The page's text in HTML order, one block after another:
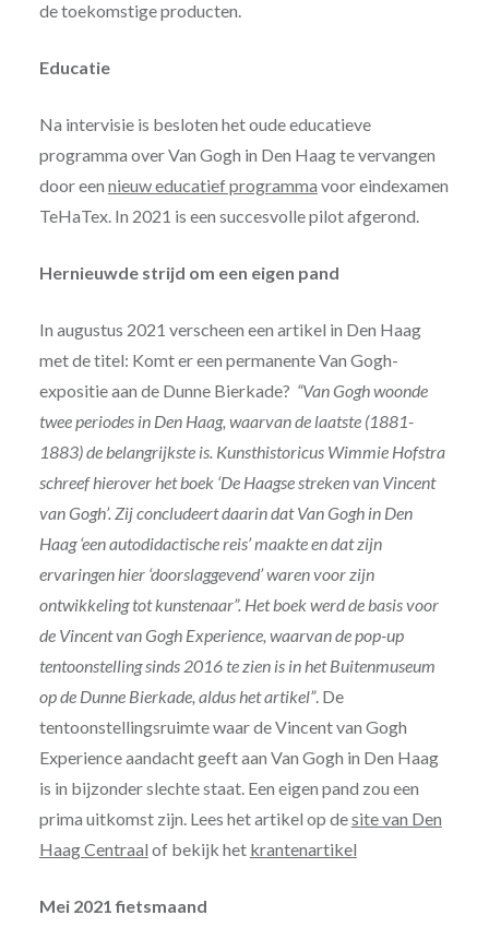
de toekomstige producten.
Educatie
Na intervisie is besloten het oude educatieve
programma over Van Gogh in Den Haag te vervangen
door een nieuw educatief programma voor eindexamen
TeHaTex. In 2021 is een succesvolle pilot afgerond.
Hernieuwde strijd om een eigen pand
In augustus 2021 verscheen een artikel in Den Haag
met de titel: Komt er een permanente Van Gogh-
expositie aan de Dunne Bierkade? “Van Gogh woonde
twee periodes in Den Haag, waarvan de laatste (1881-
1883) de belangrijkste is. Kunsthistoricus Wimmie Hofstra
schreef hierover het boek ‘De Haagse streken van Vincent
van Gogh’. Zij concludeert daarin dat Van Gogh in Den
Haag ‘een autodidactische reis’ maakte en dat zijn
ervaringen hier ‘doorslaggevend’ waren voor zijn
ontwikkeling tot kunstenaar”. Het boek werd de basis voor
de Vincent van Gogh Experience, waarvan de pop-up
tentoonstelling sinds 2016 te zien is in het Buitenmuseum
op de Dunne Bierkade, aldus het artikel”. De
tentoonstellingsruimte waar de Vincent van Gogh
Experience aandacht geeft aan Van Gogh in Den Haag
is in bijzonder slechte staat. Een eigen pand zou een
prima uitkomst zijn. Lees het artikel op desite van Den
Haag Centraal of bekijk het krantenartikel
Mei 2021 fietsmaand